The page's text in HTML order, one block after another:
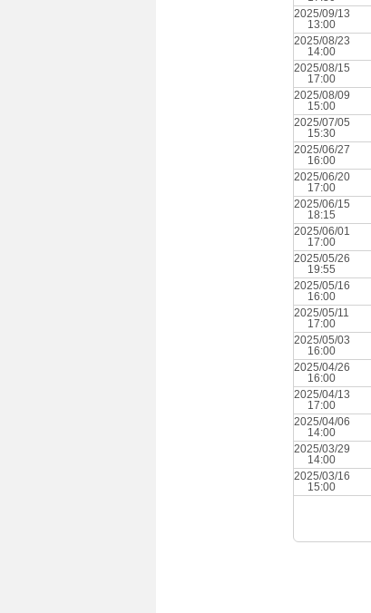
2025/09/13
13:00
2025/08/23
14:00
2025/08/15
17:00
2025/08/09
15:00
2025/07/05
15:30
2025/06/27
16:00
2025/06/20
17:00
2025/06/15
18:15
2025/06/01
17:00
2025/05/26
19:55
2025/05/16
16:00
2025/05/11
17:00
2025/05/03
16:00
2025/04/26
16:00
2025/04/13
17:00
2025/04/06
14:00
2025/03/29
14:00
2025/03/16
15:00